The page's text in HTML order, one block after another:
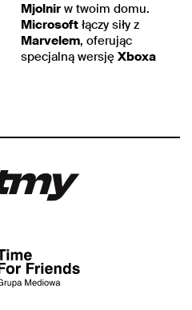
Mjolnir w twoim domu.
Microsoft łączy siły z
Marvelem, oferując
specjalną wersję Xboxa